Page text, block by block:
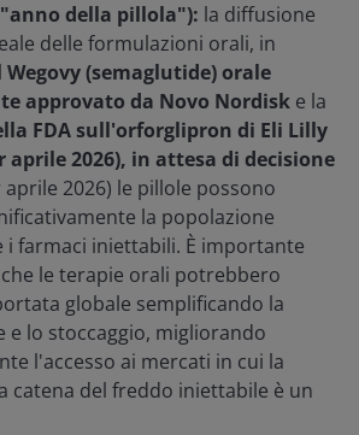
della pillola"): la diffusione
delle formulazioni orali, in
Wegovy (semaglutide) orale
approvato da Novo Nordisk e la
FDA sull'orforglipron di Eli Lilly
aprile 2026), in attesa di decisione
2026) le pillole possono
la popolazione
farmaci iniettabili. È importante
le terapie orali potrebbero
globale semplificando la
e lo stoccaggio, migliorando
l'accesso ai mercati in cui la
catena del freddo iniettabile è un